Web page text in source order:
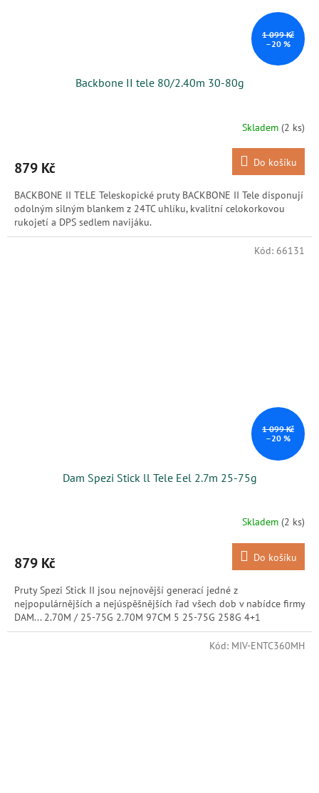
1 099 Kč
–20 %
Backbone II tele 80/2.40m 30-80g
Skladem (2 ks)
879 Kč Do košíku
BACKBONE II TELE Teleskopické pruty BACKBONE II Tele disponují
odolným silným blankem z 24TC uhlíku, kvalitní celokorkovou
rukojetí a DPS sedlem navijáku.
1 099 Kč
–20 %
Dam Spezi Stick ll Tele Eel 2.7m 25-75g
Skladem (2 ks)
879 Kč Do košíku
Pruty Spezi Stick II jsou nejnovější generací jedné z
nejpopulárnějších a nejúspěšnějších řad všech dob v nabídce firmy
DAM... 2.70M / 25-75G 2.70M 97CM 5 25-75G 258G 4+1
Kód: 66131
Kód: MIV-ENTC360MH